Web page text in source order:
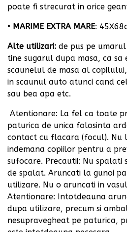
poate fi strecurat in orice
• MARIME EXTRA MARE:
Alte utilizari: de pus pe
tine sugarul dupa masa, ca sa
scaunelul de masa al copilului,
in scaunul auto atunci cand
sau bea apa etc.
Atentionare: La fel ca toate
paturica de unica folosinta
contact cu flacara (focul). Nu
indemana copiilor pentru a
sufocare. Precautii: Nu spalati
de spalat. Aruncati la gunoi
utilizare. Nu o aruncati in
Atentionare: Intotdeauna
dupa utilizare, precum si
nesupravegheat pe paturica,